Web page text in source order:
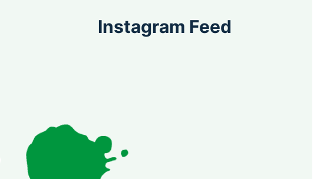
Instagram Feed